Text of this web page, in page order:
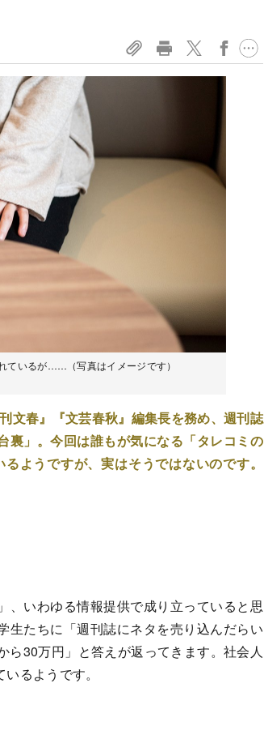
ているが……（写真はイメージです）
文春』『文芸春秋』編集長を務め、週刊誌
裏」。今回は誰もが気になる「タレコミの
ようですが、実はそうではないのです。
いわゆる情報提供で成り立っていると思
生たちに「週刊誌にネタを売り込んだらい
30万円」と答えが返ってきます。社会人
るようです。